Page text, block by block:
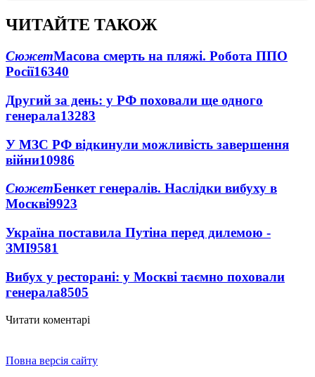
ЧИТАЙТЕ ТАКОЖ
СюжетМасова смерть на пляжі. Робота ППО
Росії16340
Другий за день: у РФ поховали ще одного
генерала13283
У МЗС РФ відкинули можливість завершення
війни10986
СюжетБенкет генералів. Наслідки вибуху в
Москві9923
Україна поставила Путіна перед дилемою -
ЗМІ9581
Вибух у ресторані: у Москві таємно поховали
генерала8505
Читати коментарі
Повна версія сайту